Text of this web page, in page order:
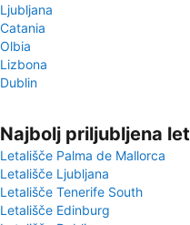
Ljubljana
Catania
Olbia
Lizbona
Dublin
Najbolj priljubljena
Letališče Palma de Mallorca
Letališče Ljubljana
Letališče Tenerife South
Letališče Edinburg